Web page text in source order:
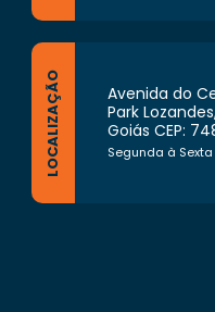
LOCALIZAÇÃO
Avenida do
Park
Goiás CEP:
Segunda à Sexta